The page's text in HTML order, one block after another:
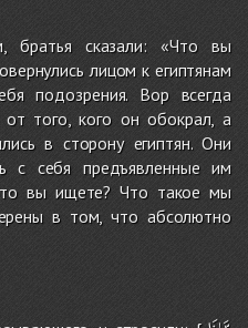
братья сказали: «Что вы
лицом к египтянам
подозрения. Вор всегда
от того, кого он обокрал, а
в сторону египтян. Они
с себя предъявленные им
вы ищете? Что такое мы
в том, что абсолютно